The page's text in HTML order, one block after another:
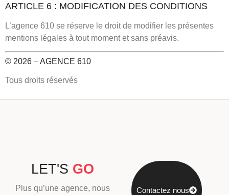
ARTICLE 6 : MODIFICATION DES CONDITIONS
L’agence 610 se réserve le droit de modifier les présentes
mentions légales à tout moment et sans préavis.
© 2026 – AGENCE 610
Tous droits réservés
LET'S GO
Plus qu’une agence, nous
Contactez nous